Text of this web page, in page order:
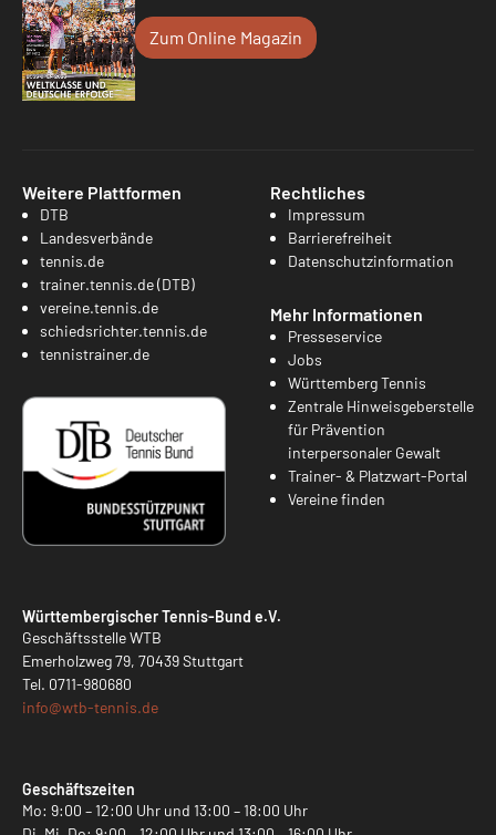
Zum Online Magazin
Weitere Plattformen
DTB
Landesverbände
tennis.de
trainer.tennis.de (DTB)
vereine.tennis.de
schiedsrichter.tennis.de
tennistrainer.de
Rechtliches
Impressum
Barrierefreiheit
Datenschutzinformation
Mehr Informationen
Presseservice
Jobs
Württemberg Tennis
Zentrale Hinweisgeberstelle
für Prävention
interpersonaler Gewalt
Trainer- & Platzwart-Portal
Vereine finden
Württembergischer Tennis-Bund e.V.
Geschäftsstelle WTB
Emerholzweg 79, 70439 Stuttgart
Tel. 0711-980680
info@wtb-tennis.de
Geschäftszeiten
Mo: 9:00 – 12:00 Uhr und 13:00 – 18:00 Uhr